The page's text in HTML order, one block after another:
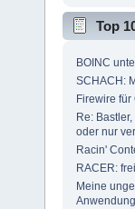
Top
BOINC
SCHACH:
Firewire für
Re:
oder nur
Racin'
RACER:
Meine
Anwendung